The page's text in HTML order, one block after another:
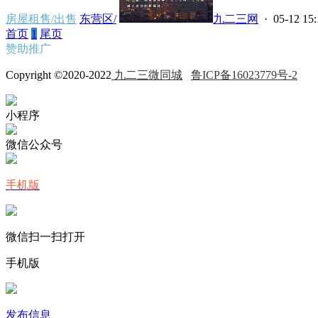
房屋租售/出售 东营区/ 九二三网
· 05-12
首页 1 尾页
赞助推广
Copyright ©2020-2022 九二三微同城 鲁ICP备16023779号-2
小程序
微信公众号
手机版
微信扫一扫打开
手机版
发布信息